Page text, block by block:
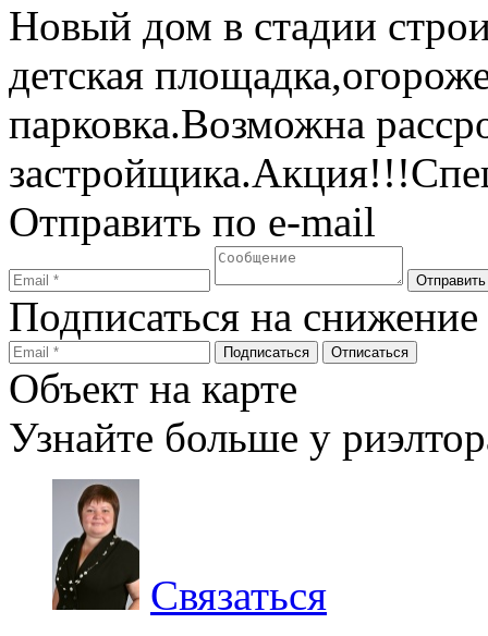
Новый дом в стадии
детская
парковка.Возможна
Отправить по e-mail
Подписаться на
Объект на карте
Узнайте больше у
Связаться